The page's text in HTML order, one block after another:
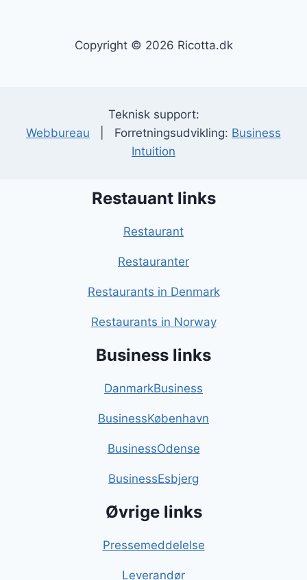
Copyright © 2026 Ricotta.dk
Teknisk support:
Webbureau | Forretningsudvikling: Business
Intuition
Restauant links
Restaurant
Restauranter
Restaurants in Denmark
Restaurants in Norway
Business links
DanmarkBusiness
BusinessKøbenhavn
BusinessOdense
BusinessEsbjerg
Øvrige links
Pressemeddelelse
Leverandør